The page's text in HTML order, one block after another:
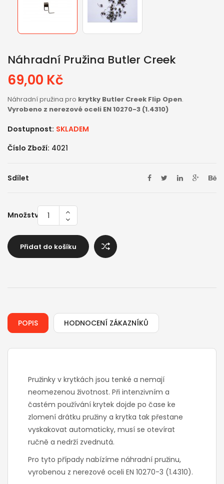
Náhradní Pružina Butler Creek
69,00 Kč
Náhradní pružina pro krytky Butler Creek Flip Open.
Vyrobeno z nerezové oceli EN 10270-3 (1.4310)
Dostupnost: SKLADEM
Číslo Zboží: 4021
Sdílet
Množství
Přidat do košíku
POPIS HODNOCENÍ ZÁKAZNÍKŮ
Pružinky v krytkách jsou tenké a nemají
neomezenou životnost. Při intenzivním a
častém používání krytek dojde po čase ke
zlomení drátku pružiny a krytka tak přestane
vyskakovat automaticky, musí se otevírat
ručně a nedrží zvednutá.
Pro tyto případy nabízíme náhradní pružinu,
vyrobenou z nerezové oceli EN 10270-3 (1.4310).